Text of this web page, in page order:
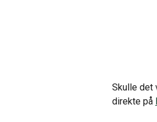
Skulle det
direkte på